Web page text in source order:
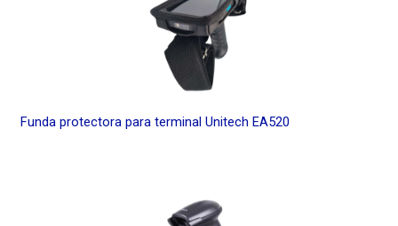
Funda protectora para terminal Unitech EA520